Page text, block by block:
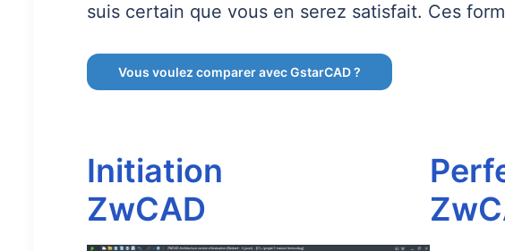
suis certain que vous en serez satisfait. Ces
Vous voulez comparer avec GstarCAD ?
Initiation
ZwCAD